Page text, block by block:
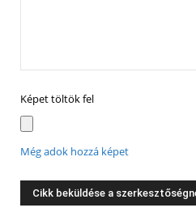
Képet töltök fel
Még adok hozzá képet